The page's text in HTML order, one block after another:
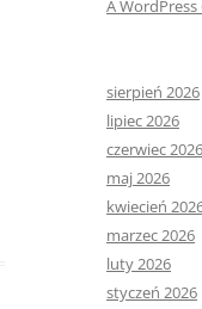
A
sierpień 2026
lipiec 2026
czerwiec 2026
maj 2026
kwiecień
marzec 2026
luty 2026
styczeń 2026